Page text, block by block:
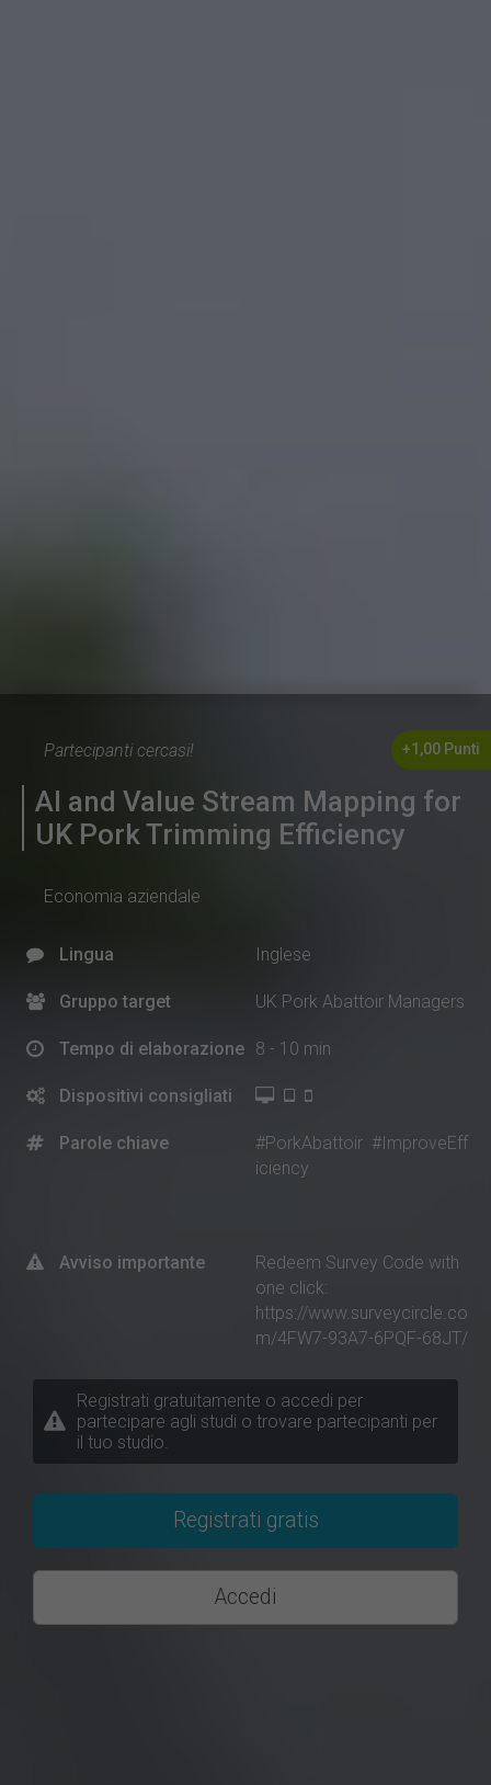
Partecipanti cercasi!
AI and Value Stream Mapping for
UK Pork Trimming Efficiency
+1,00 Punti
Economia aziendale
Lingua Inglese
Gruppo target UK Pork Abattoir Managers
Tempo di elaborazione 8 - 10 min
Dispositivi consigliati
Parole chiave #PorkAbattoir #ImproveEff
iciency
Avviso importante
Redeem Survey Code with
one click:
https://www.surveycircle.co
m/4FW7-93A7-6PQF-68JT/
Registrati gratuitamente o accedi per
partecipare agli studi o trovare partecipanti per
il tuo studio.
Registrati gratis
Accedi